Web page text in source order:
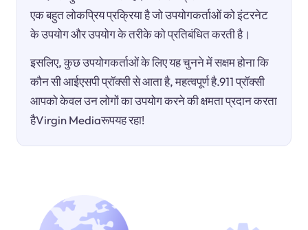
एक बहुत लोकप्रिय प्रक्रिया है जो उपयोगकर्ताओं को इंटरनेट
के उपयोग और उपयोग के तरीके को प्रतिबंधित करती है।
इसलिए, कुछ उपयोगकर्ताओं के लिए यह चुनने में सक्षम होना कि
कौन सी आईएसपी प्रॉक्सी से आता है, महत्वपूर्ण है.911 प्रॉक्सी
आपको केवल उन लोगों का उपयोग करने की क्षमता प्रदान करता
हैVirgin Mediaरूपयह रहा!